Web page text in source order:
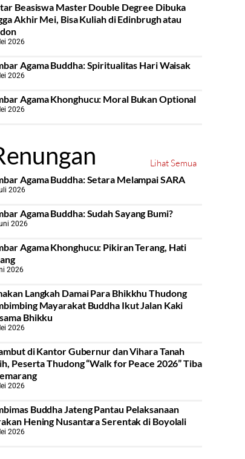
Beasiswa Master Double Degree Dibuka
Akhir Mei, Bisa Kuliah di Edinbrugh atau
2026
Agama Buddha: Spiritualitas Hari Waisak
2026
Agama Khonghucu: Moral Bukan Optional
2026
Lihat Semua
Agama Buddha: Setara Melampai SARA
2026
Agama Buddha: Sudah Sayang Bumi?
2026
Agama Khonghucu: Pikiran Terang, Hati
2026
Langkah Damai Para Bhikkhu Thudong
Mayarakat Buddha Ikut Jalan Kaki
Bhikku
2026
di Kantor Gubernur dan Vihara Tanah
Peserta Thudong “Walk for Peace 2026” Tiba
2026
Buddha Jateng Pantau Pelaksanaan
Hening Nusantara Serentak di Boyolali
2026